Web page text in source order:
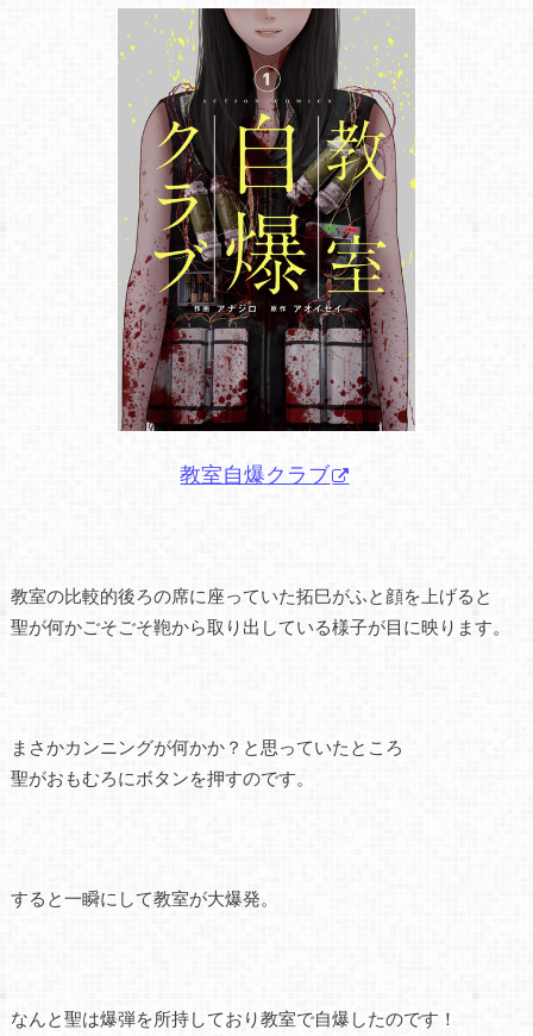
教室自爆クラブ
教室の比較的後ろの席に座っていた拓巳がふと顔を上げると
聖が何かごそごそ鞄から取り出している様子が目に映ります。
まさかカンニングが何かか？と思っていたところ
聖がおもむろにボタンを押すのです。
すると一瞬にして教室が大爆発。
なんと聖は爆弾を所持しており教室で自爆したのです！